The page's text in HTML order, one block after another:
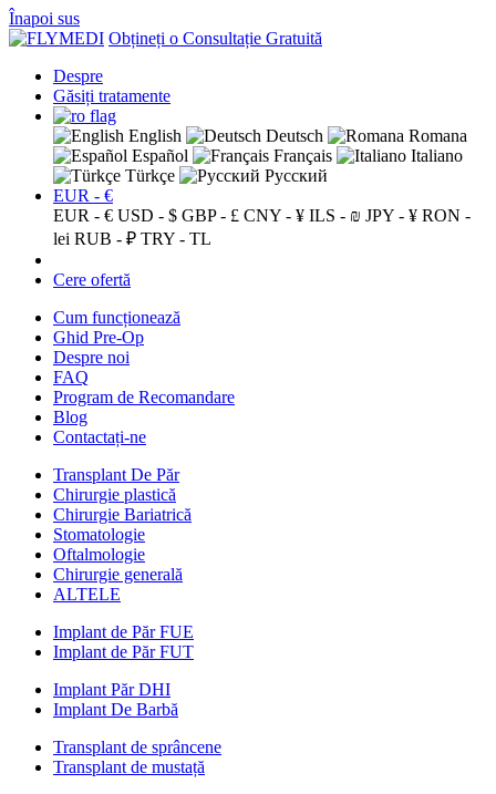
Înapoi sus
Obțineți o Consultație Gratuită
Despre
Găsiți tratamente
English Deutsch
Romana
Español
Français
Italiano
Türkçe
Русский
EUR - €
EUR - € USD - $ GBP - £ CNY - ¥ ILS - ₪ JPY - ¥ RON -
lei RUB - ₽ TRY - TL
Cere ofertă
Cum funcționează
Ghid Pre-Op
Despre noi
FAQ
Program de Recomandare
Blog
Contactați-ne
Transplant De Păr
Chirurgie plastică
Chirurgie Bariatrică
Stomatologie
Oftalmologie
Chirurgie generală
ALTELE
Implant de Păr FUE
Implant de Păr FUT
Implant Păr DHI
Implant De Barbă
Transplant de sprâncene
Transplant de mustață